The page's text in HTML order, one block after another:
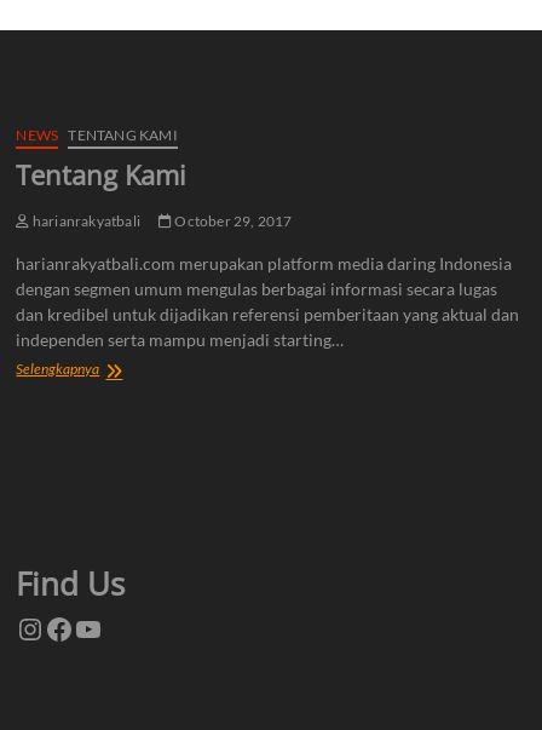
NEWS TENTANG KAMI
Tentang Kami
harianrakyatbali October 29, 2017
harianrakyatbali.com merupakan platform media daring Indonesia
dengan segmen umum mengulas berbagai informasi secara lugas
dan kredibel untuk dijadikan referensi pemberitaan yang aktual dan
independen serta mampu menjadi starting…
SelengkapnyaTentang
Find Us
Instagram
Facebook
YouTube